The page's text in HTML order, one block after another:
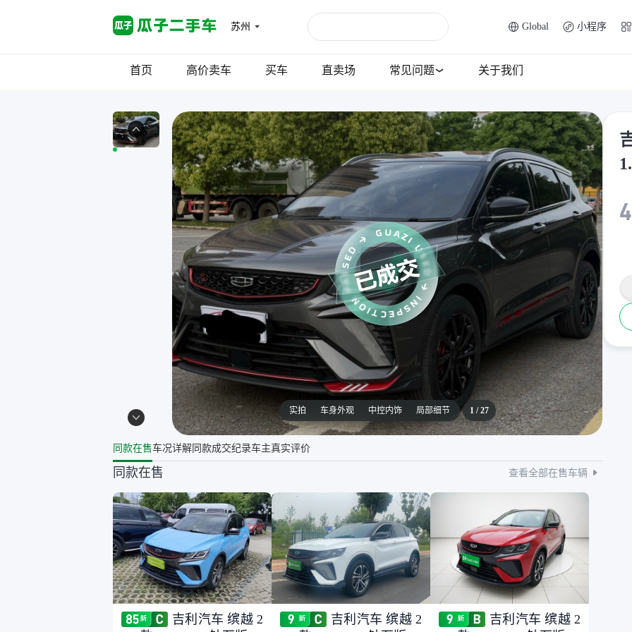
苏州 Global 小程序
首页 高价卖车 买车 直卖场 常见问题 关于我们
实拍 车身外观 中控内饰 局部细节 1/27
同款在售车况详解同款成交纪录车主真实评价
同款在售 查看全部在售车辆
吉利汽车 缤越 2
吉利汽车 缤越 2
吉利汽车 缤越 2